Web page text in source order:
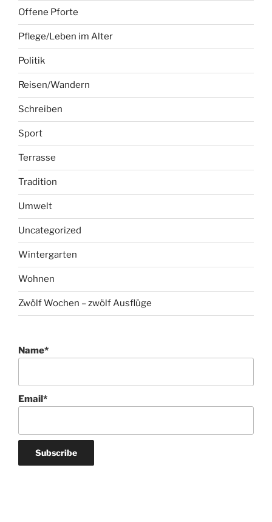
Offene Pforte
Pflege/Leben im Alter
Politik
Reisen/Wandern
Schreiben
Sport
Terrasse
Tradition
Umwelt
Uncategorized
Wintergarten
Wohnen
Zwölf Wochen – zwölf Ausflüge
Name*
Email*